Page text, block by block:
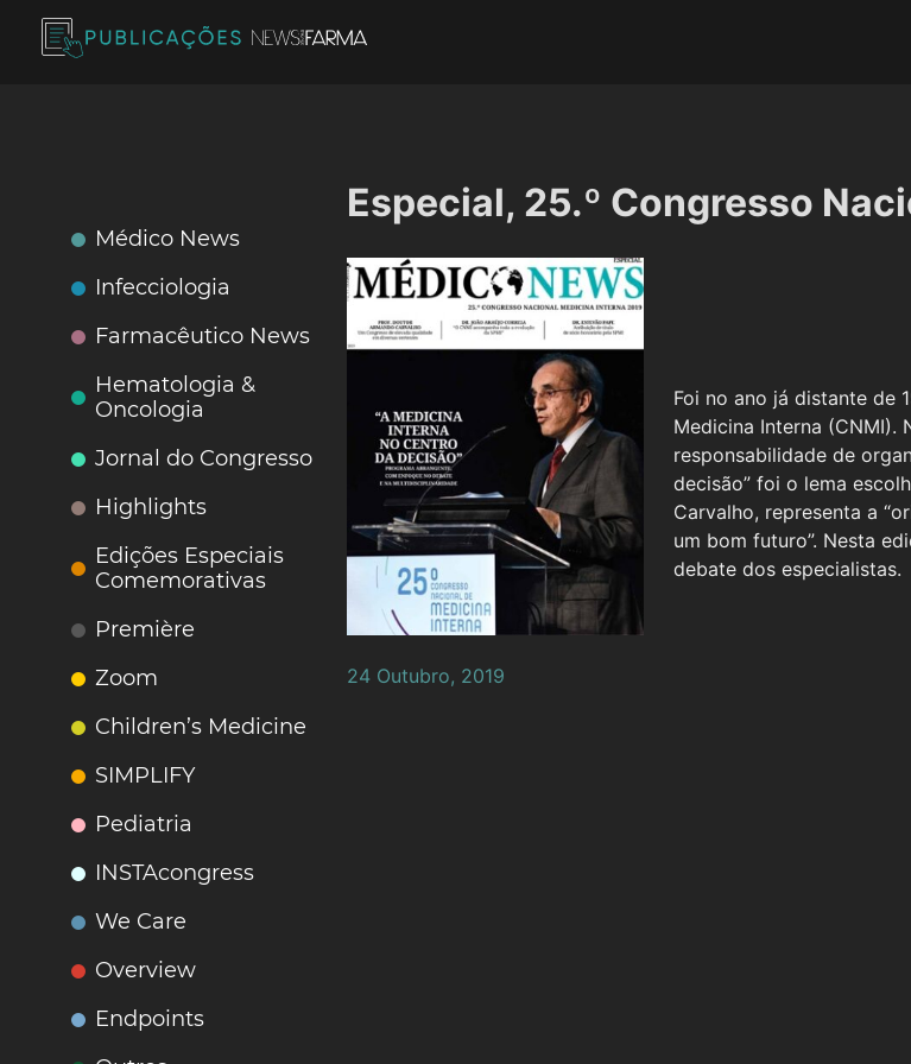
Médico News
Infecciologia
Farmacêutico News
Hematologia &
Oncologia
Jornal do Congresso
Highlights
Edições Especiais
Comemorativas
Première
Zoom
Children’s Medicine
SIMPLIFY
Pediatria
INSTAcongress
We Care
Overview
Endpoints
Especial, 25.º Congresso
24 Outubro, 2019
Foi no ano já distante de
Medicina Interna (CNMI).
responsabilidade de
decisão” foi o lema
Carvalho, representa a
um bom futuro”. Nesta
debate dos especialistas.